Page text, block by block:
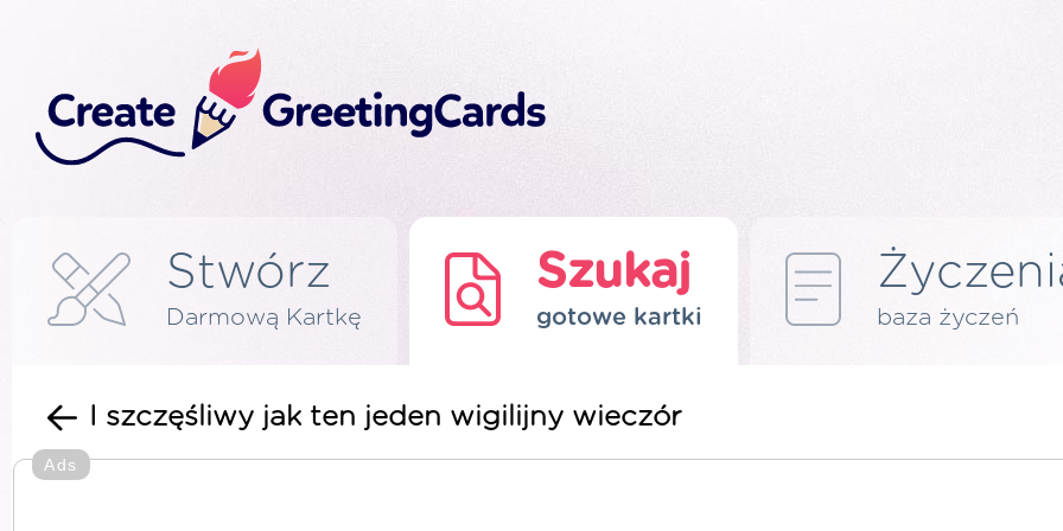
Stwórz
Darmową Kartkę
Szukaj
gotowe kartki baza życzeń
I szczęśliwy jak ten jeden wigilijny wieczór
Ads